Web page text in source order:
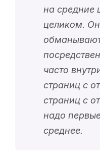
на средние
целиком.
часто
страниц с
страниц с
надо
среднее.